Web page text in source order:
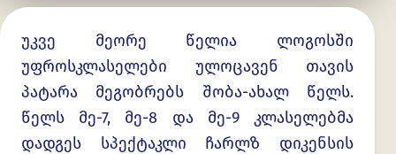
უკვე მეორე წელია ლოგოსში
უფროსკლასელები ულოცავენ თავის
პატარა მეგობრებს შობა-ახალ წელს.
წელს მე-7, მე-8 და მე-9 კლასელებმა
დადგეს სპექტაკლი ჩარლზ დიკენსის